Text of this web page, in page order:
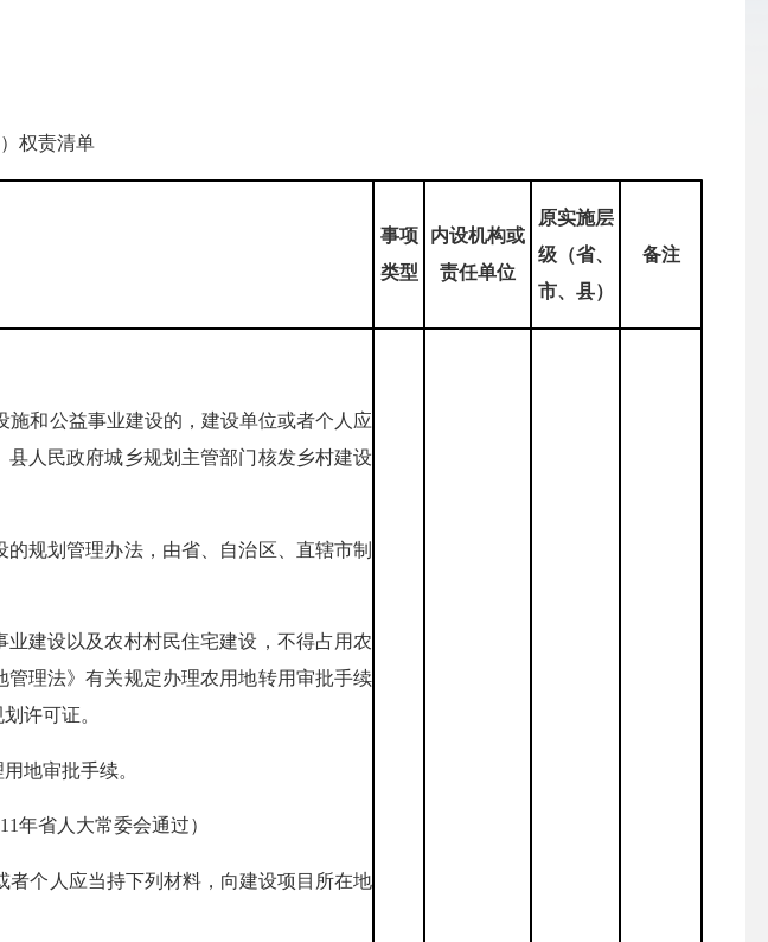
权责清单
事项
类型
内设机构或
责任单位
原实施层
级（省、
市、县）
备注
和公益事业建设的，建设单位或者个人应
人民政府城乡规划主管部门核发乡村建设
规划管理办法，由省、自治区、直辖市制
建设以及农村村民住宅建设，不得占用农
理法》有关规定办理农用地转用审批手续
许可证。
地审批手续。
年省人大常委会通过）
个人应当持下列材料，向建设项目所在地